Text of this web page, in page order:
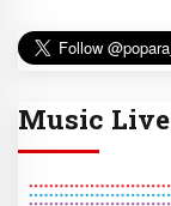
Music Live